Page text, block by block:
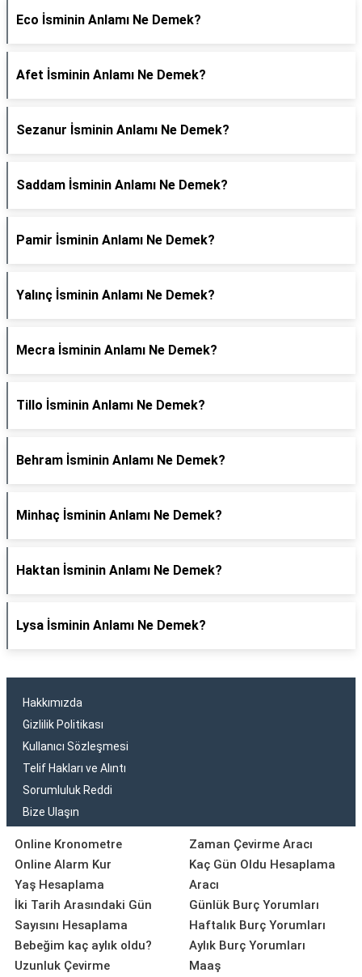
Eco İsminin Anlamı Ne Demek?
Afet İsminin Anlamı Ne Demek?
Sezanur İsminin Anlamı Ne Demek?
Saddam İsminin Anlamı Ne Demek?
Pamir İsminin Anlamı Ne Demek?
Yalınç İsminin Anlamı Ne Demek?
Mecra İsminin Anlamı Ne Demek?
Tillo İsminin Anlamı Ne Demek?
Behram İsminin Anlamı Ne Demek?
Minhaç İsminin Anlamı Ne Demek?
Haktan İsminin Anlamı Ne Demek?
Lysa İsminin Anlamı Ne Demek?
Hakkımızda
Gizlilik Politikası
Kullanıcı Sözleşmesi
Telif Hakları ve Alıntı
Sorumluluk Reddi
Bize Ulaşın
Online Kronometre
Online Alarm Kur
Yaş Hesaplama
İki Tarih Arasındaki Gün
Sayısını Hesaplama
Bebeğim kaç aylık oldu?
Uzunluk Çevirme
Zaman Çevirme Aracı
Kaç Gün Oldu Hesaplama
Aracı
Günlük Burç Yorumları
Haftalık Burç Yorumları
Aylık Burç Yorumları
Maaş